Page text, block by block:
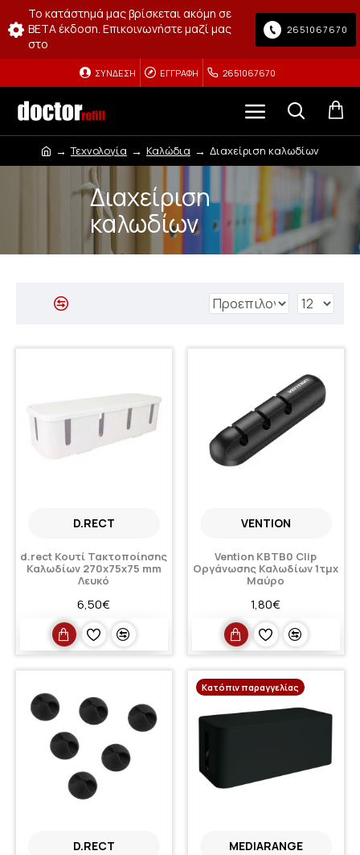
Το κατάστημά μας βρίσκεται ακόμη σε
BETA έκδοση. Επικοινωνήστε μαζί μας
στο
2651067670
ΣΎΝΔΕΣΗ ΕΓΓΡΑΦΉ 2651067670
Τεχνολογία Καλώδια Διαχείριση καλωδίων
Διαχείριση
καλωδίων
D.RECT
d.rect Κουτί Τακτοποίησης
Καλωδίων 270x75x75 mm
Λευκό
6,50€
VENTION
Vention KBTB0 Clip
Οργάνωσης Καλωδίων 1τμχ
Μαύρο
1,80€
D.RECT
Κατόπιν παραγγελίας
MEDIARANGE